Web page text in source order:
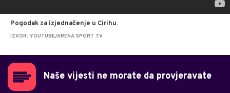
Pogodak za izjednačenje u Cirihu.
IZVOR: YOUTUBE/ARENA SPORT TV
Naše vijesti ne morate da provjeravate